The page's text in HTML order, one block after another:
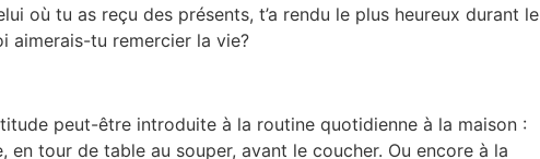
où tu as reçu des présents, t’a rendu le plus heureux durant le
aimerais-tu remercier la vie?
peut-être introduite à la routine quotidienne à la maison :
en tour de table au souper, avant le coucher. Ou encore à la